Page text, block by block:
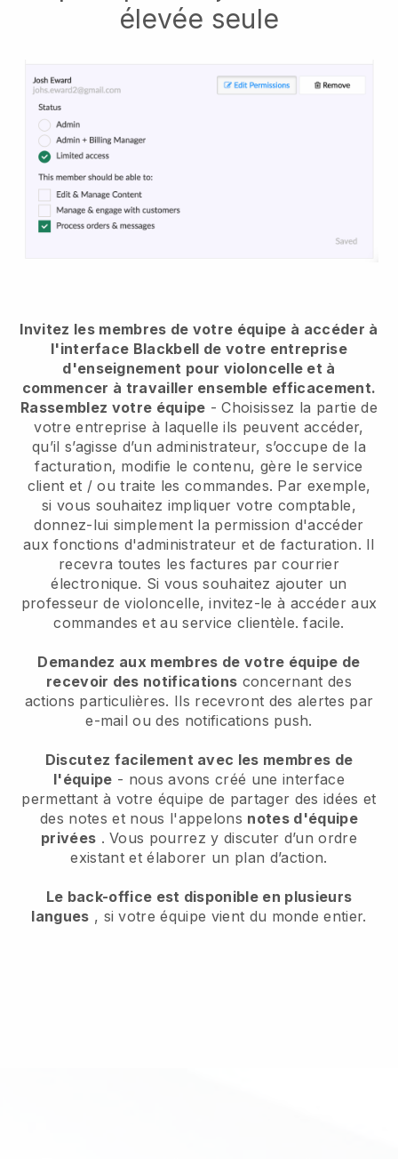
élevée seule
Invitez les membres de votre équipe à accéder à
l'interface Blackbell de votre entreprise
d'enseignement pour violoncelle et à
commencer à travailler ensemble efficacement.
Rassemblez votre équipe - Choisissez la partie de
votre entreprise à laquelle ils peuvent accéder,
qu’il s’agisse d’un administrateur, s’occupe de la
facturation, modifie le contenu, gère le service
client et / ou traite les commandes. Par exemple,
si vous souhaitez impliquer votre comptable,
donnez-lui simplement la permission d'accéder
aux fonctions d'administrateur et de facturation. Il
recevra toutes les factures par courrier
électronique. Si vous souhaitez ajouter un
professeur de violoncelle, invitez-le à accéder aux
commandes et au service clientèle. facile.
Demandez aux membres de votre équipe de
recevoir des notifications concernant des
actions particulières. Ils recevront des alertes par
e-mail ou des notifications push.
Discutez facilement avec les membres de
l'équipe - nous avons créé une interface
permettant à votre équipe de partager des idées et
des notes et nous l'appelons notes d'équipe
privées . Vous pourrez y discuter d’un ordre
existant et élaborer un plan d’action.
Le back-office est disponible en plusieurs
langues , si votre équipe vient du monde entier.